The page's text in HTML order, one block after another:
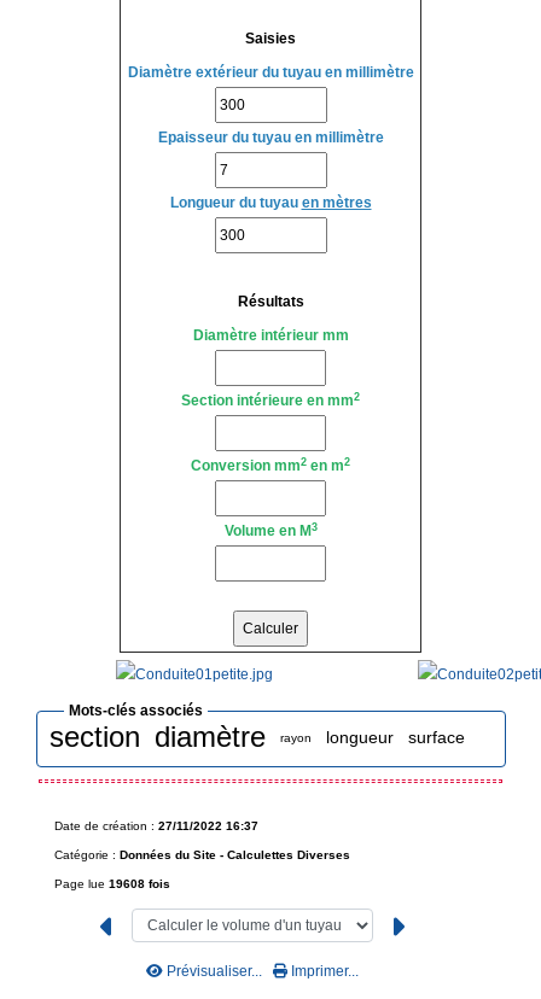
Saisies
Diamètre extérieur du tuyau en millimètre
Epaisseur du tuyau en millimètre
Longueur du tuyau en mètres
Résultats
Diamètre intérieur mm
Section intérieure en mm2
Conversion mm2 en m2
Volume en M3
Mots-clés associés
section diamètre rayon longueur surface
Date de création : 27/11/2022 16:37
Catégorie : Données du Site - Calculettes Diverses
Page lue 19608 fois
Prévisualiser... Imprimer...